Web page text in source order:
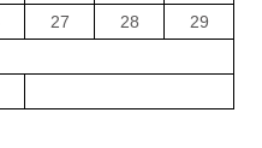
27 28
29